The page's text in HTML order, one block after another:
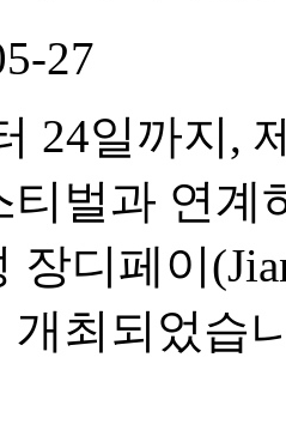
27
24일까지,
티벌과 연계
장디페이
개최되었습